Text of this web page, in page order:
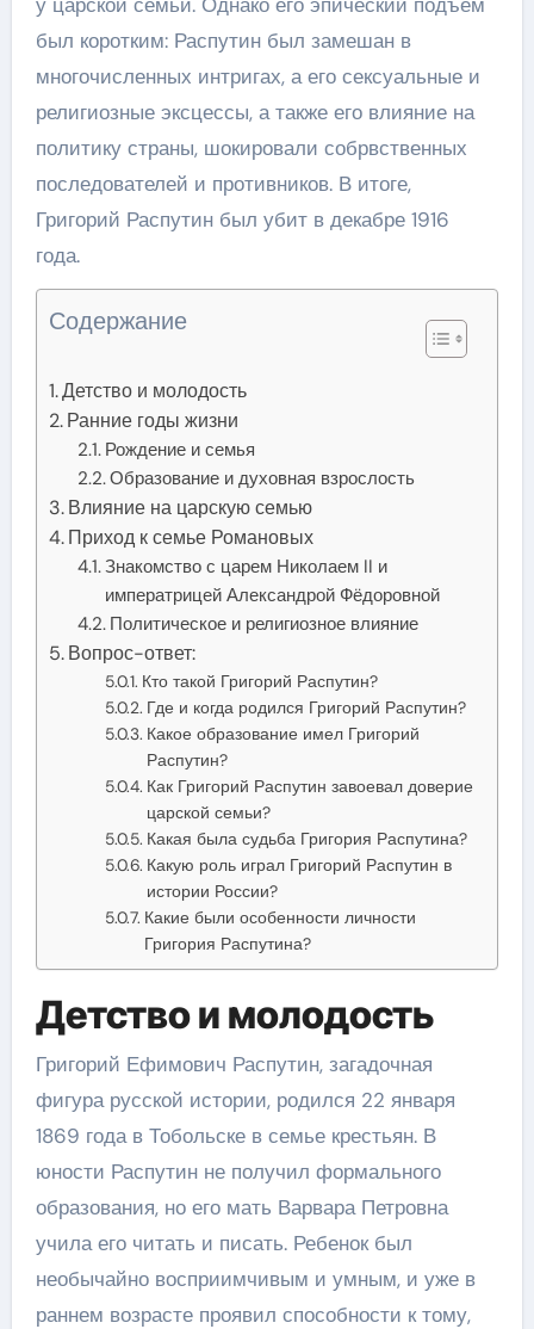
был коротким: Распутин был замешан в
многочисленных интригах, а его сексуальные и
религиозные эксцессы, а также его влияние на
политику страны, шокировали собрвственных
последователей и противников. В итоге,
Григорий Распутин был убит в декабре 1916
года.
Содержание
Детство и молодость
Ранние годы жизни
Рождение и семья
Образование и духовная взрослость
Влияние на царскую семью
Приход к семье Романовых
Знакомство с царем Николаем II и
императрицей Александрой Фёдоровной
Политическое и религиозное влияние
Вопрос-ответ:
Кто такой Григорий Распутин?
Где и когда родился Григорий Распутин?
Какое образование имел Григорий
Распутин?
Как Григорий Распутин завоевал доверие
царской семьи?
Какая была судьба Григория Распутина?
Какую роль играл Григорий Распутин в
истории России?
Какие были особенности личности
Григория Распутина?
Детство и молодость
Григорий Ефимович Распутин, загадочная
фигура русской истории, родился 22 января
1869 года в Тобольске в семье крестьян. В
юности Распутин не получил формального
образования, но его мать Варвара Петровна
учила его читать и писать. Ребенок был
необычайно восприимчивым и умным, и уже в
раннем возрасте проявил способности к тому,